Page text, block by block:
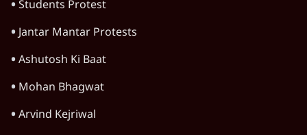
Students Protest
Jantar Mantar Protests
Ashutosh Ki Baat
Mohan Bhagwat
Arvind Kejriwal